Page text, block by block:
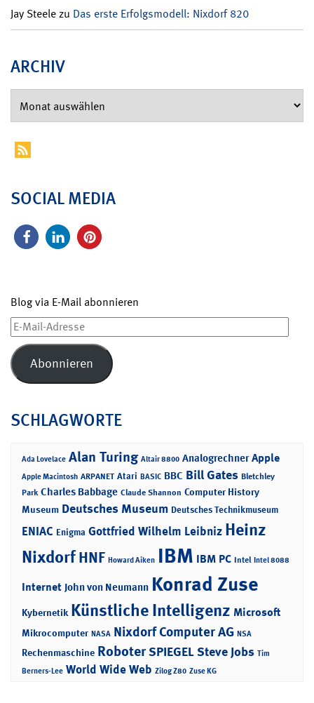
Jay Steelezu Das erste Erfolgsmodell: Nixdorf 820
ARCHIV
SOCIAL MEDIA
Blog via E-Mail abonnieren
E-
Mail-
Adresse
Abonnieren
SCHLAGWORTE
Ada Lovelace Alan Turing Altair 8800 Analogrechner Apple
Apple Macintosh ARPANET Atari BASIC BBC Bill Gates Bletchley
Park Charles Babbage Claude Shannon Computer History
Museum Deutsches Museum Deutsches Technikmuseum
ENIAC Enigma Gottfried Wilhelm Leibniz Heinz
NixdorfHNF Howard Aiken IBM IBM PC Intel Intel 8088
Internet John von Neumann Konrad Zuse
Kybernetik Künstliche Intelligenz Microsoft
Mikrocomputer NASA Nixdorf Computer AG NSA
Rechenmaschine RoboterSPIEGELSteve Jobs Tim
Berners-Lee World Wide Web Zilog Z80 Zuse KG